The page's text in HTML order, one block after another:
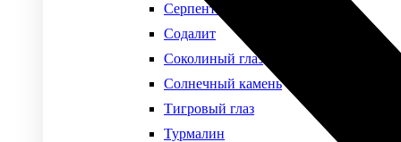
Серпентин
Содалит
Соколиный глаз
Солнечный камень
Тигровый глаз
Турмалин